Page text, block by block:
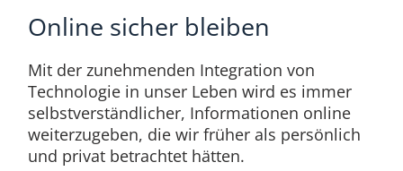
Online sicher bleiben
Mit der zunehmenden Integration von
Technologie in unser Leben wird es immer
selbstverständlicher, Informationen online
weiterzugeben, die wir früher als persönlich
und privat betrachtet hätten.